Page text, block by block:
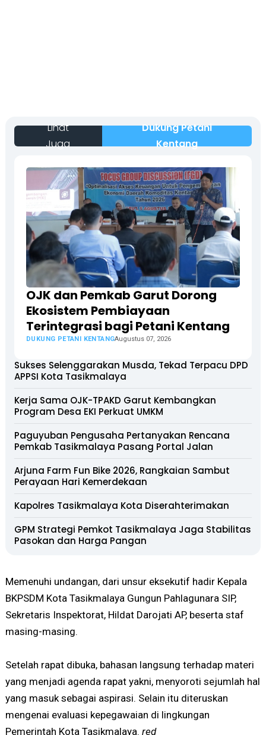
Lihat
Juga
Dukung Petani
Kentang
OJK dan Pemkab Garut Dorong
Ekosistem Pembiayaan
Terintegrasi bagi Petani Kentang
DUKUNG PETANI KENTANGAugustus 07, 2026
Sukses Selenggarakan Musda, Tekad Terpacu DPD
APPSI Kota Tasikmalaya
Kerja Sama OJK-TPAKD Garut Kembangkan
Program Desa EKI Perkuat UMKM
Paguyuban Pengusaha Pertanyakan Rencana
Pemkab Tasikmalaya Pasang Portal Jalan
Arjuna Farm Fun Bike 2026, Rangkaian Sambut
Perayaan Hari Kemerdekaan
Kapolres Tasikmalaya Kota Diserahterimakan
GPM Strategi Pemkot Tasikmalaya Jaga Stabilitas
Pasokan dan Harga Pangan
Memenuhi undangan, dari unsur eksekutif hadir Kepala
BKPSDM Kota Tasikmalaya Gungun Pahlagunara SIP,
Sekretaris Inspektorat, Hildat Darojati AP, beserta staf
masing-masing.
Setelah rapat dibuka, bahasan langsung terhadap materi
yang menjadi agenda rapat yakni, menyoroti sejumlah hal
yang masuk sebagai aspirasi. Selain itu diteruskan
mengenai evaluasi kepegawaian di lingkungan
Pemerintah Kota Tasikmalaya. red